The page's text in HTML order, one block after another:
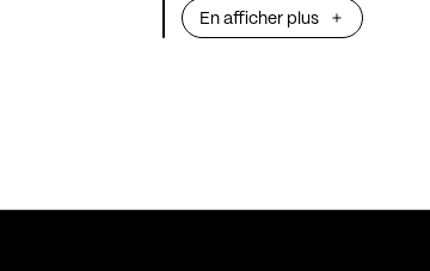
que Niska et
En afficher plus